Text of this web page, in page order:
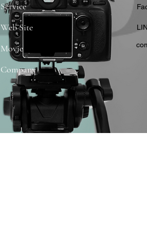
Service
Web Site
Movie
Company